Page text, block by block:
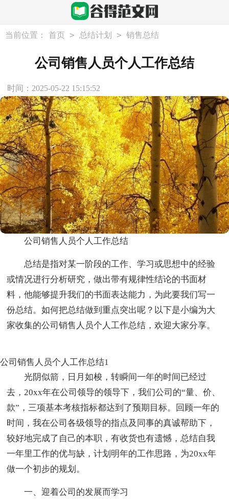
当前位置： 首页 > 总结计划 > 销售总结
公司销售人员个人工作总结
时间：2025-05-22 15:15:52
公司销售人员个人工作总结
总结是指对某一阶段的工作、学习或思想中的经验
或情况进行分析研究，做出带有规律性结论的书面材
料，他能够提升我们的书面表达能力，为此要我们写一
份总结。如何把总结做到重点突出呢？以下是小编为大
家收集的公司销售人员个人工作总结，欢迎大家分享。
公司销售人员个人工作总结1
光阴似箭，日月如梭，转瞬间一年的时间已经过
去，20xx年在公司领导的领导下，我们公司的“量、价、
款”，三项基本考核指标都达到了预期目标。回顾一年的
时间，我在公司各级领导的指点及同事的真诚帮助下，
较好地完成了自己的本职，有收货也有遗憾，总结自我
一年里工作的优与缺，计划明年的工作思路，为20xx年
做一个初步的规划。
一、迎着公司的发展而学习